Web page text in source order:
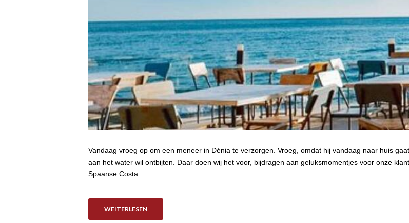
Vandaag vroeg op om een meneer in Dénia te verzorgen. Vroeg, omdat hij vandaag naar huis
aan het water wil ontbijten. Daar doen wij het voor, bijdragen aan geluksmomentjes voor onze
Spaanse Costa.
WEITERLESEN